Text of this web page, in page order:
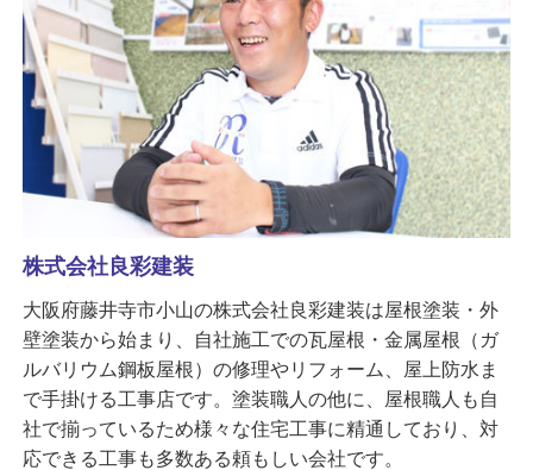
株式会社良彩建装
大阪府藤井寺市小山の株式会社良彩建装は屋根塗装・外
壁塗装から始まり、自社施工での瓦屋根・金属屋根（ガ
ルバリウム鋼板屋根）の修理やリフォーム、屋上防水ま
で手掛ける工事店です。塗装職人の他に、屋根職人も自
社で揃っているため様々な住宅工事に精通しており、対
応できる工事も多数ある頼もしい会社です。